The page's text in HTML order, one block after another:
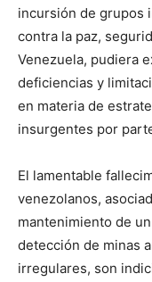
incursión de grupos
contra la paz,
Venezuela, pudiera
deficiencias y
en materia de
insurgentes por
El lamentable
venezolanos,
mantenimiento de
detección de minas
irregulares, son